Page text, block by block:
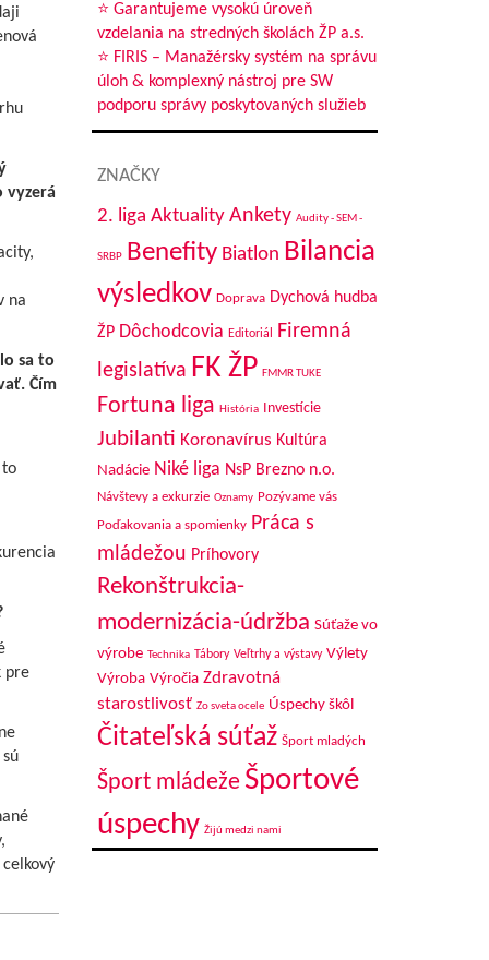
vyzerá
na
sa to
Čím
pre
⭐ Garantujeme vysokú úroveň
vzdelania na stredných školách ŽP a.s.
⭐ FIRIS – Manažérsky systém na správu
úloh & komplexný nástroj pre SW
podporu správy poskytovaných služieb
ZNAČKY
2. liga Aktuality Ankety Audity - SEM -
SRBP Benefity Biatlon Bilancia
výsledkov Doprava Dychová hudba
ŽP Dôchodcovia Editoriál
Firemná
legislatíva FK ŽP FMMR TUKE
Fortuna liga História Investície
Jubilanti Koronavírus Kultúra
Nadácie Niké liga NsP Brezno n.o.
Návštevy a exkurzie Oznamy Pozývame vás
Poďakovania a spomienky Práca s
mládežou Príhovory
Rekonštrukcia-
modernizácia-údržba Súťaže vo
výrobe Technika Tábory Veľtrhy a výstavy Výlety
Výroba Výročia Zdravotná
starostlivosť Zo sveta ocele Úspechy škôl
Čitateľská súťaž Šport mladých
Šport mládeže Športové
úspechy Žijú medzi nami